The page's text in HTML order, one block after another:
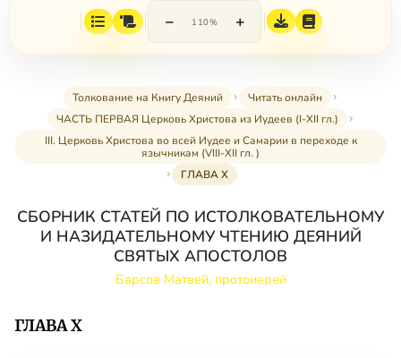
− 110% +
Толкование на Книгу Деяний
Читать онлайн
ЧАСТЬ ПЕРВАЯ Церковь Христова из Иудеев (I-XII гл.)
III. Церковь Христова во всей Иудее и Самарии в переходе к
язычникам (VIII-XII гл. )
ГЛАВА X
СБОРНИК СТАТЕЙ ПО ИСТОЛКОВАТЕЛЬНОМУ
И НАЗИДАТЕЛЬНОМУ ЧТЕНИЮ ДЕЯНИЙ
СВЯТЫХ АПОСТОЛОВ
Барсов Матвей, протоиерей
ГЛАВА X